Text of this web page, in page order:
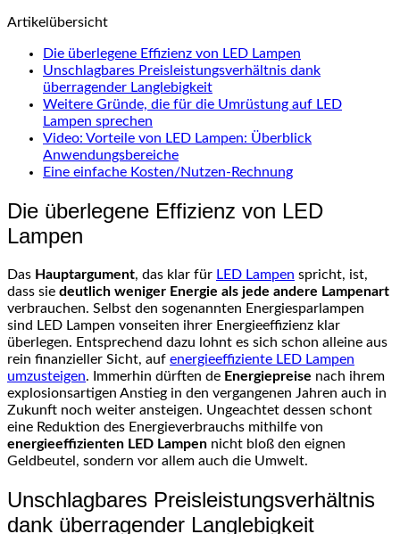
Artikelübersicht
Die überlegene Effizienz von LED Lampen
Unschlagbares Preisleistungsverhältnis dank
überragender Langlebigkeit
Weitere Gründe, die für die Umrüstung auf LED
Lampen sprechen
Video: Vorteile von LED Lampen: Überblick
Anwendungsbereiche
Eine einfache Kosten/Nutzen-Rechnung
Die überlegene Effizienz von LED
Lampen
Das Hauptargument, das klar für LED Lampen spricht, ist,
dass sie deutlich weniger Energie als jede andere Lampenart
verbrauchen. Selbst den sogenannten Energiesparlampen
sind LED Lampen vonseiten ihrer Energieeffizienz klar
überlegen. Entsprechend dazu lohnt es sich schon alleine aus
rein finanzieller Sicht, auf energieeffiziente LED Lampen
umzusteigen. Immerhin dürften de Energiepreise nach ihrem
explosionsartigen Anstieg in den vergangenen Jahren auch in
Zukunft noch weiter ansteigen. Ungeachtet dessen schont
eine Reduktion des Energieverbrauchs mithilfe von
energieeffizienten LED Lampen nicht bloß den eignen
Geldbeutel, sondern vor allem auch die Umwelt.
Unschlagbares Preisleistungsverhältnis
dank überragender Langlebigkeit